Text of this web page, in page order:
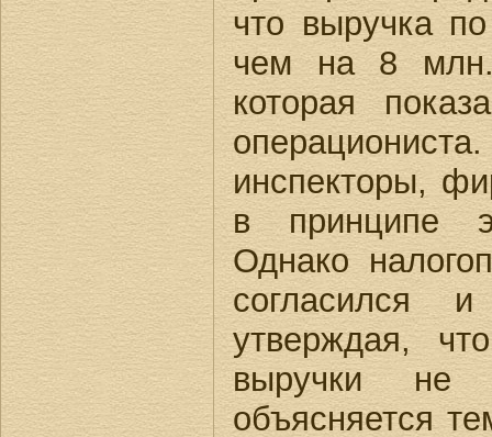
что выручка
чем на 8
которая
инспекторы,
в принципе
Однако
согласился
утверждая,
выручки
объясняется